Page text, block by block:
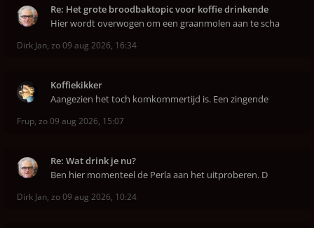
Re: Het grote broodbaktopic voor koffie drinkende
Hier wordt overwogen om een graanmolen aan te scha
Dirk Jan, zo 09 aug 2026, 16:34
Koffiekikker
Aangezien het toch komkommertijd is. Een zingende
Frup, zo 09 aug 2026, 15:07
Re: Wat drink je nu?
Ben hier momenteel de Perla aan het uitproberen. D
Dirk Jan, zo 09 aug 2026, 10:24